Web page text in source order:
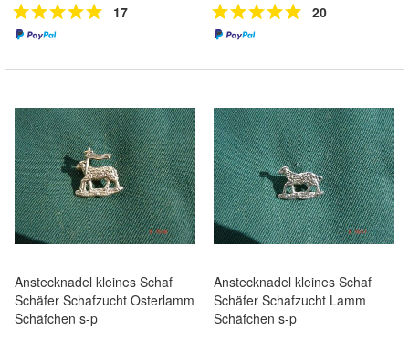
17 20
Anstecknadel kleines Schaf
Schäfer Schafzucht Osterlamm
Schäfchen s-p
Anstecknadel kleines Schaf
Schäfer Schafzucht Lamm
Schäfchen s-p